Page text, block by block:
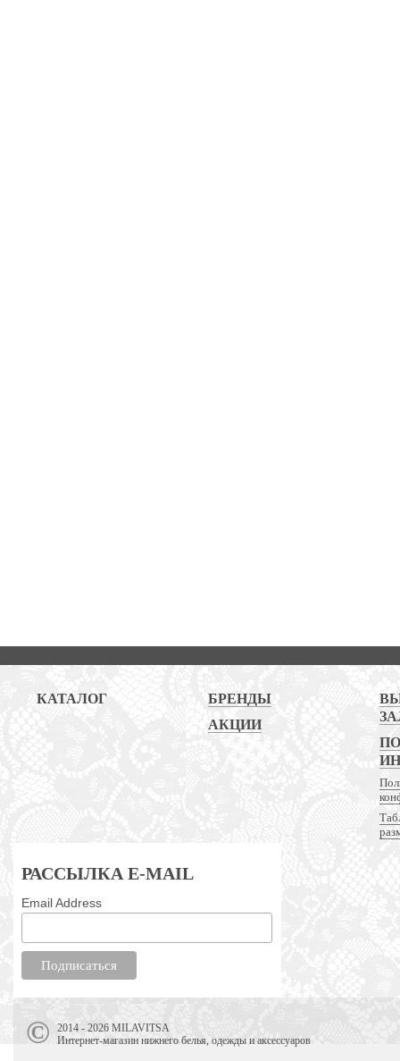
КАТАЛОГ
БРЕНДЫ
АКЦИИ
РАССЫЛКА E-MAIL
Email Address
2014 - 2026 MILAVITSA
Интернет-магазин нижнего белья, одежды и аксессуаров